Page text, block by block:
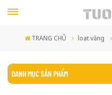
TRANG CHỦ loạt vàng
DANH MỤC SẢN PHẨM